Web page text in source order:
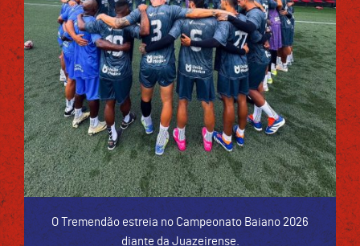
O Tremendão estreia no Campeonato Baiano 2026
diante da Juazeirense.